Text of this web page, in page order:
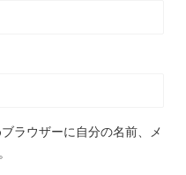
ラウザーに自分の名前、メ